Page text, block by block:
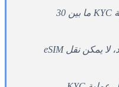
ستستغرق عملية التحقق من الهوية KYC ما بين 30
بمجرد اكتمال KYC على جهاز واحد، لا يمكن نقل eSIM